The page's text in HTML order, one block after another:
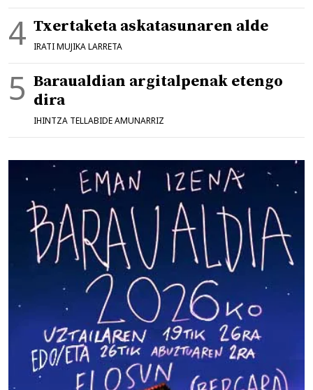
Txertaketa askatasunaren alde
IRATI MUJIKA LARRETA
Baraualdian argitalpenak etengo
dira
IHINTZA TELLABIDE AMUNARRIZ